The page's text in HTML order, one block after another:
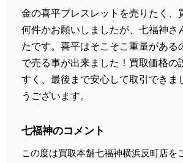
金の喜平ブレスレットを売りたく、
何件かお願いしましたが、七福神さ
たです。喜平はそこそこ重量がある
で売る事が出来ました！買取価格の
すく、最後まで安心して取引できま
うございます。
七福神のコメント
この度は買取本舗七福神横浜反町店を